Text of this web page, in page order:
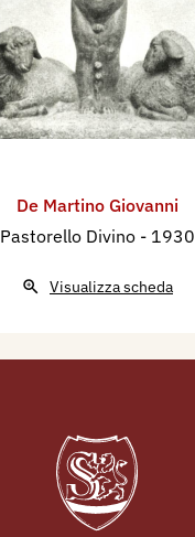
De Martino Giovanni
Pastorello Divino - 1930
Visualizza scheda